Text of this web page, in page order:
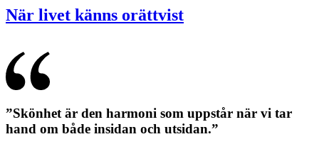
När livet känns orättvist
”Skönhet är den harmoni som uppstår när vi tar
hand om både insidan och utsidan.”